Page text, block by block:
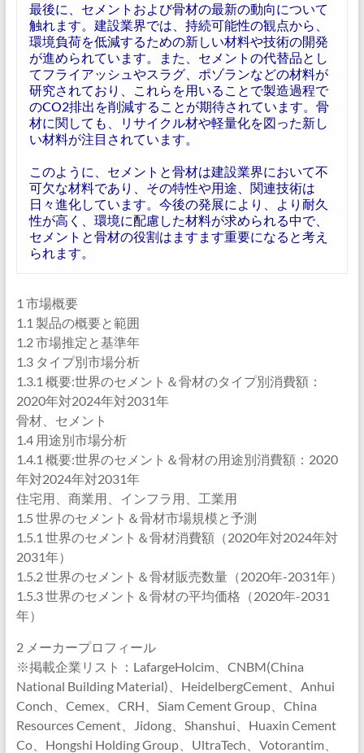
最後に、セメントおよび骨材の最新の動向について
触れます。建設業界では、持続可能性の観点から、
環境負荷を低減するための新しい材料や技術の開発
が進められています。また、セメントの代替品とし
てフライアッシュやスラグ、ポゾランなどの材料が
研究されており、これらを用いることで製造過程で
のCO2排出を削減することが期待されています。骨
材に関しても、リサイクル材や軽量化を図った新し
い材料が注目されています。
このように、セメントと骨材は建設業界において不
可欠な材料であり、その特性や用途、関連技術は
日々進化しています。今後の発展により、より耐久
性が高く、環境に配慮した材料が求められる中で、
セメントと骨材の役割はますます重要になると考え
られます。
1 市場概要
1.1 製品の概要と範囲
1.2 市場推定と基準年
1.3 タイプ別市場分析
1.3.1 概要:世界のセメント＆骨材のタイプ別消費額：
2020年対2024年対2031年
骨材、セメント
1.4 用途別市場分析
1.4.1 概要:世界のセメント＆骨材の用途別消費額：2020
年対2024年対2031年
住宅用、商業用、インフラ用、工業用
1.5 世界のセメント＆骨材市場規模と予測
1.5.1 世界のセメント＆骨材消費額（2020年対2024年対
2031年）
1.5.2 世界のセメント＆骨材販売数量（2020年-2031年）
1.5.3 世界のセメント＆骨材の平均価格（2020年-2031
年）
2 メーカープロフィール
※掲載企業リスト：LafargeHolcim、CNBM(China
National Building Material)、HeidelbergCement、Anhui
Conch、Cemex、CRH、Siam Cement Group、China
Resources Cement、Jidong、Shanshui、Huaxin Cement
Co、Hongshi Holding Group、UltraTech、Votorantim、